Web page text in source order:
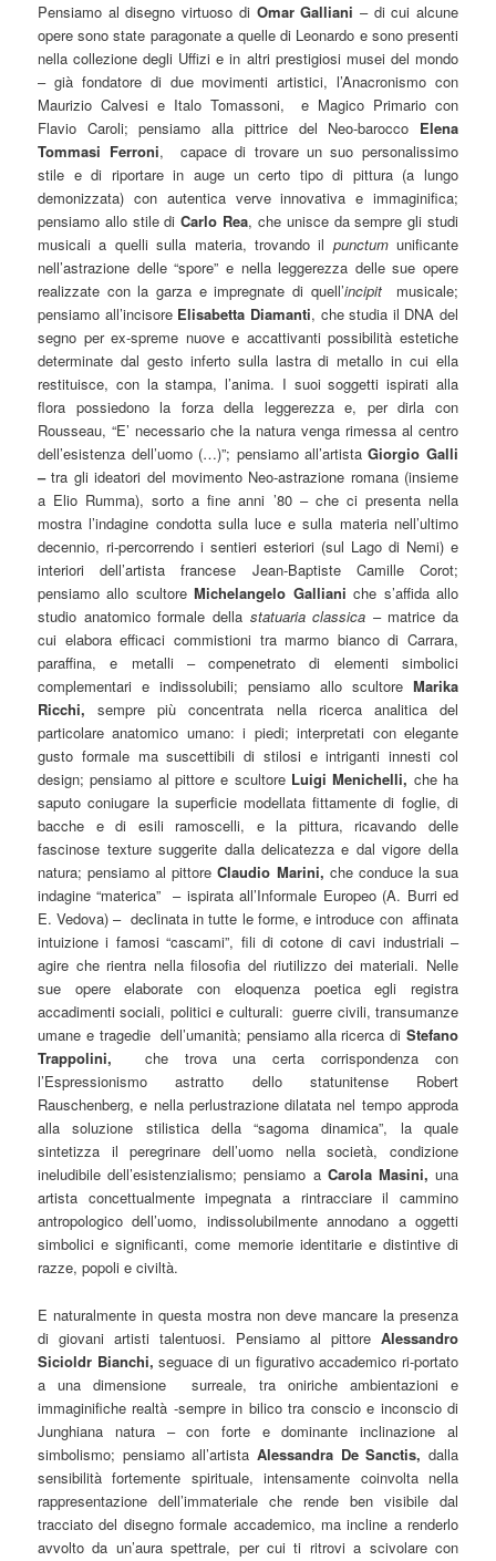
Pensiamo al disegno virtuoso di Omar Galliani – di cui alcune
opere sono state paragonate a quelle di Leonardo e sono presenti
nella collezione degli Uffizi e in altri prestigiosi musei del mondo
– già fondatore di due movimenti artistici, l’Anacronismo con
Maurizio Calvesi e Italo Tomassoni, e Magico Primario con
Flavio Caroli; pensiamo alla pittrice del Neo-barocco Elena
Tommasi Ferroni, capace di trovare un suo personalissimo
stile e di riportare in auge un certo tipo di pittura (a lungo
demonizzata) con autentica verve innovativa e immaginifica;
pensiamo allo stile diCarlo Rea, che unisce da sempre gli studi
musicali a quelli sulla materia, trovando il punctumunificante
nell’astrazione delle “spore” e nella leggerezza delle sue opere
realizzate con la garza e impregnate di quell’incipitmusicale;
pensiamo all’incisore Elisabetta Diamanti, che studia il DNA del
segno per ex-spreme nuove e accattivanti possibilità estetiche
determinate dal gesto inferto sulla lastra di metallo in cui ella
restituisce, con la stampa, l’anima. I suoi soggetti ispirati alla
flora possiedono la forza della leggerezza e, per dirla con
Rousseau, “E’ necessario che la natura venga rimessa al centro
dell’esistenza dell’uomo (…)”; pensiamo all’artistaGiorgio Galli
–tra gli ideatori del movimento Neo-astrazione romana (insieme
a Elio Rumma), sorto a fine anni ’80 – che ci presenta nella
mostra l’indagine condotta sulla luce e sulla materia nell’ultimo
decennio, ri-percorrendo i sentieri esteriori (sul Lago di Nemi) e
interiori dell’artista francese Jean-Baptiste Camille Corot;
pensiamo allo scultoreMichelangelo Gallianiche s’affida allo
studio anatomico formale della statuaria classica – matrice da
cui elabora efficaci commistioni tra marmo bianco di Carrara,
paraffina, e metalli – compenetrato di elementi simbolici
complementari e indissolubili; pensiamo allo scultoreMarika
Ricchi, sempre più concentrata nella ricerca analitica del
particolare anatomico umano: i piedi; interpretati con elegante
gusto formale ma suscettibili di stilosi e intriganti innesti col
design; pensiamo al pittore e scultore Luigi Menichelli, che ha
saputo coniugare la superficie modellata fittamente di foglie, di
bacche e di esili ramoscelli, e la pittura, ricavando delle
fascinose texture suggerite dalla delicatezza e dal vigore della
natura; pensiamo al pittoreClaudio Marini, che conduce la sua
indagine “materica” – ispirata all’Informale Europeo (A. Burri ed
E. Vedova) – declinata in tutte le forme, e introduce con affinata
intuizione i famosi “cascami”, fili di cotone di cavi industriali –
agire che rientra nella filosofia del riutilizzo dei materiali. Nelle
sue opere elaborate con eloquenza poetica egli registra
accadimenti sociali, politici e culturali: guerre civili, transumanze
umane e tragedie dell’umanità; pensiamo alla ricerca di Stefano
Trappolini, che trova una certa corrispondenza con
l’Espressionismo astratto dello statunitense Robert
Rauschenberg, e nella perlustrazione dilatata nel tempo approda
alla soluzione stilistica della “sagoma dinamica”, la quale
sintetizza il peregrinare dell’uomo nella società, condizione
ineludibile dell’esistenzialismo; pensiamo a Carola Masini, una
artista concettualmente impegnata a rintracciare il cammino
antropologico dell’uomo, indissolubilmente annodano a oggetti
simbolici e significanti, come memorie identitarie e distintive di
razze, popoli e civiltà.
E naturalmente in questa mostra non deve mancare la presenza
di giovani artisti talentuosi. Pensiamo al pittore Alessandro
Sicioldr Bianchi, seguace di un figurativo accademico ri-portato
a una dimensione surreale, tra oniriche ambientazioni e
immaginifiche realtà -sempre in bilico tra conscio e inconscio di
Junghiana natura – con forte e dominante inclinazione al
simbolismo; pensiamo all’artista Alessandra De Sanctis, dalla
sensibilità fortemente spirituale, intensamente coinvolta nella
rappresentazione dell’immateriale che rende ben visibile dal
tracciato del disegno formale accademico, ma incline a renderlo
avvolto da un’aura spettrale, per cui ti ritrovi a scivolare con